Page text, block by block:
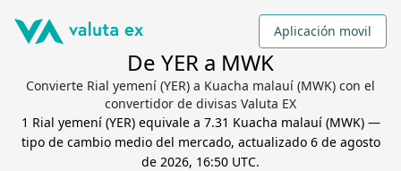
Aplicación movil
De YER a MWK
Convierte Rial yemení (YER) a Kuacha malauí (MWK) con el
convertidor de divisas Valuta EX
1 Rial yemení(YER) equivale a 7.31 Kuacha malauí(MWK) —
tipo de cambio medio del mercado, actualizado 6 de agosto
de 2026, 16:50 UTC.